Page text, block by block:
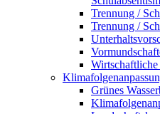
Trennung /
Trennung /
Grünes